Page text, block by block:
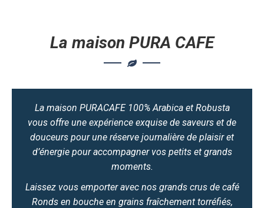
La maison PURA CAFE
La maison PURACAFE 100% Arabica et Robusta
vous offre une expérience exquise de saveurs et de
douceurs pour une réserve journalière de plaisir et
d’énergie pour accompagner vos petits et grands
moments.
Laissez vous emporter avec nos grands crus de café
Ronds en bouche en grains fraîchement torréfiés,